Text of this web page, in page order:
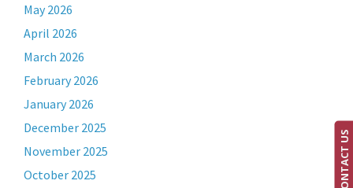
May 2026
April 2026
March 2026
February 2026
January 2026
December 2025
November 2025
October 2025
CONTACT US